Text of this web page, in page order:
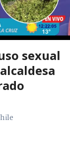
sexual